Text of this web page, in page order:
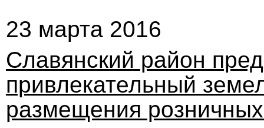
23 марта 2016
Славянский район
привлекательный
размещения